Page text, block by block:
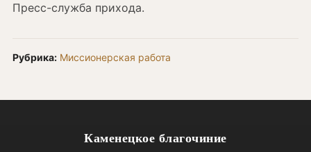
Пресс-служба прихода.
Рубрика: Миссионерская работа
Каменецкое благочиние